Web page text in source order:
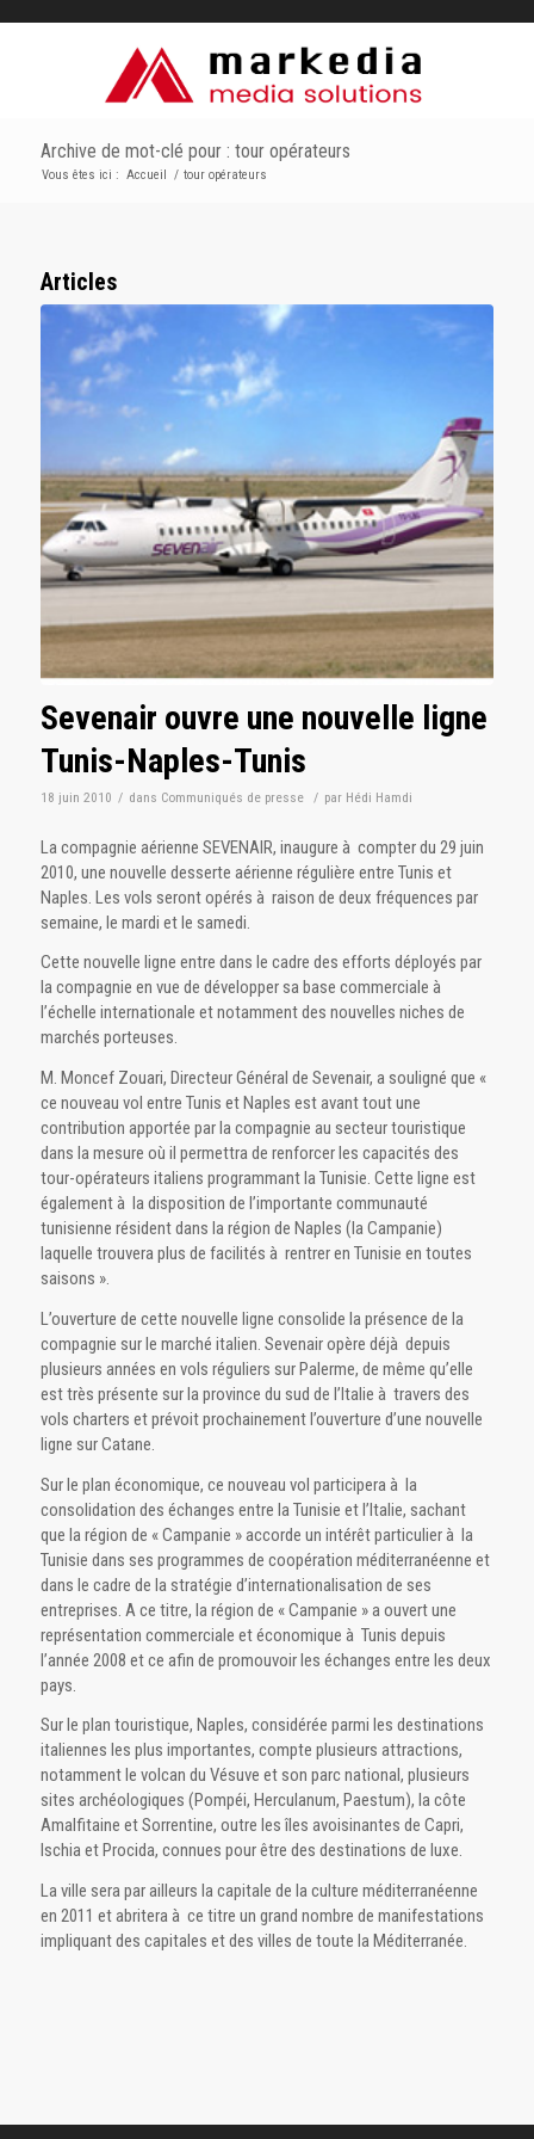
Archive de mot-clé pour : tour opérateurs
Vous êtes ici : Accueil / tour opérateurs
Articles
Sevenair ouvre une nouvelle ligne
Tunis-Naples-Tunis
18 juin 2010 / dans Communiqués de presse / par Hédi Hamdi
La compagnie aérienne SEVENAIR, inaugure à compter du 29 juin
2010, une nouvelle desserte aérienne régulière entre Tunis et
Naples. Les vols seront opérés à raison de deux fréquences par
semaine, le mardi et le samedi.
Cette nouvelle ligne entre dans le cadre des efforts déployés par
la compagnie en vue de développer sa base commerciale à
l’échelle internationale et notamment des nouvelles niches de
marchés porteuses.
M. Moncef Zouari, Directeur Général de Sevenair, a souligné que «
ce nouveau vol entre Tunis et Naples est avant tout une
contribution apportée par la compagnie au secteur touristique
dans la mesure où il permettra de renforcer les capacités des
tour-opérateurs italiens programmant la Tunisie. Cette ligne est
également à la disposition de l’importante communauté
tunisienne résident dans la région de Naples (la Campanie)
laquelle trouvera plus de facilités à rentrer en Tunisie en toutes
saisons ».
L’ouverture de cette nouvelle ligne consolide la présence de la
compagnie sur le marché italien. Sevenair opère déjà depuis
plusieurs années en vols réguliers sur Palerme, de même qu’elle
est très présente sur la province du sud de l’Italie à travers des
vols charters et prévoit prochainement l’ouverture d’une nouvelle
ligne sur Catane.
Sur le plan économique, ce nouveau vol participera à la
consolidation des échanges entre la Tunisie et l’Italie, sachant
que la région de « Campanie » accorde un intérêt particulier à la
Tunisie dans ses programmes de coopération méditerranéenne et
dans le cadre de la stratégie d’internationalisation de ses
entreprises. A ce titre, la région de « Campanie » a ouvert une
représentation commerciale et économique à Tunis depuis
l’année 2008 et ce afin de promouvoir les échanges entre les deux
pays.
Sur le plan touristique, Naples, considérée parmi les destinations
italiennes les plus importantes, compte plusieurs attractions,
notamment le volcan du Vésuve et son parc national, plusieurs
sites archéologiques (Pompéi, Herculanum, Paestum), la côte
Amalfitaine et Sorrentine, outre les îles avoisinantes de Capri,
Ischia et Procida, connues pour être des destinations de luxe.
La ville sera par ailleurs la capitale de la culture méditerranéenne
en 2011 et abritera à ce titre un grand nombre de manifestations
impliquant des capitales et des villes de toute la Méditerranée.